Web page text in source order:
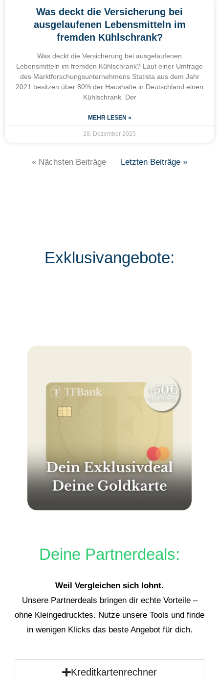
Was deckt die Versicherung bei
ausgelaufenen Lebensmitteln im
fremden Kühlschrank?
Was deckt die Versicherung bei ausgelaufenen
Lebensmitteln im fremden Kühlschrank? Laut einer Umfrage
des Marktforschungsunternehmens Statista aus dem Jahr
2021 besitzen über 80% der Haushalte in Deutschland einen
Kühlschrank. Der
MEHR LESEN »
28. Dezember 2025
« Nächsten Beiträge Letzten Beiträge »
Exklusivangebote:
Deine Partnerdeals:
Weil Vergleichen sich lohnt.
Unsere Partnerdeals bringen dir echte Vorteile –
ohne Kleingedrucktes. Nutze unsere Tools und finde
in wenigen Klicks das beste Angebot für dich.
Kreditkartenrechner